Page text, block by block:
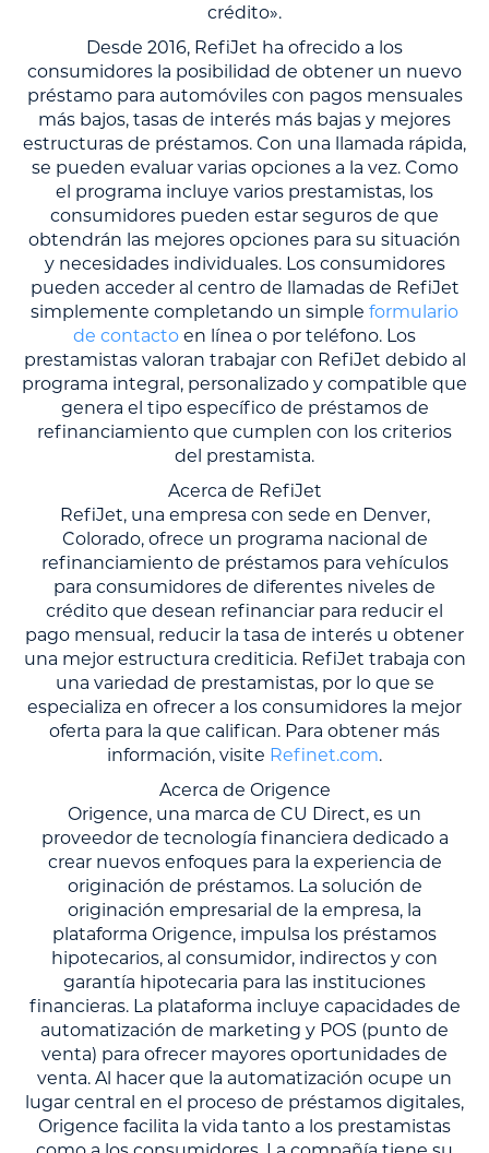
crédito».
Desde 2016, RefiJet ha ofrecido a los
consumidores la posibilidad de obtener un nuevo
préstamo para automóviles con pagos mensuales
más bajos, tasas de interés más bajas y mejores
estructuras de préstamos. Con una llamada rápida,
se pueden evaluar varias opciones a la vez. Como
el programa incluye varios prestamistas, los
consumidores pueden estar seguros de que
obtendrán las mejores opciones para su situación
y necesidades individuales. Los consumidores
pueden acceder al centro de llamadas de RefiJet
simplemente completando un simple formulario
de contacto en línea o por teléfono. Los
prestamistas valoran trabajar con RefiJet debido al
programa integral, personalizado y compatible que
genera el tipo específico de préstamos de
refinanciamiento que cumplen con los criterios
del prestamista.
Acerca de RefiJet
RefiJet, una empresa con sede en Denver,
Colorado, ofrece un programa nacional de
refinanciamiento de préstamos para vehículos
para consumidores de diferentes niveles de
crédito que desean refinanciar para reducir el
pago mensual, reducir la tasa de interés u obtener
una mejor estructura crediticia. RefiJet trabaja con
una variedad de prestamistas, por lo que se
especializa en ofrecer a los consumidores la mejor
oferta para la que califican. Para obtener más
información, visite Refinet.com.
Acerca de Origence
Origence, una marca de CU Direct, es un
proveedor de tecnología financiera dedicado a
crear nuevos enfoques para la experiencia de
originación de préstamos. La solución de
originación empresarial de la empresa, la
plataforma Origence, impulsa los préstamos
hipotecarios, al consumidor, indirectos y con
garantía hipotecaria para las instituciones
financieras. La plataforma incluye capacidades de
automatización de marketing y POS (punto de
venta) para ofrecer mayores oportunidades de
venta. Al hacer que la automatización ocupe un
lugar central en el proceso de préstamos digitales,
Origence facilita la vida tanto a los prestamistas